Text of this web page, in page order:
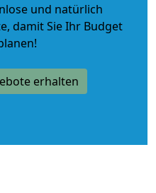
und natürlich
, damit Sie Ihr Budget
erhalten